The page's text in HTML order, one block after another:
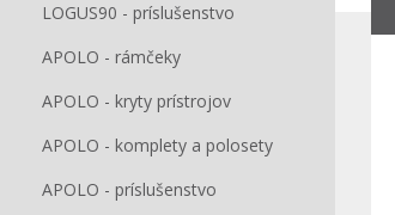
LOGUS90 - príslušenstvo
APOLO - rámčeky
APOLO - kryty prístrojov
APOLO - komplety a polosety
APOLO - príslušenstvo